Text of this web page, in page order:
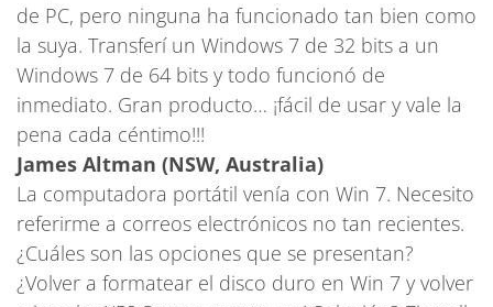
de PC, pero ninguna ha funcionado tan bien como
la suya. Transferí un Windows 7 de 32 bits a un
Windows 7 de 64 bits y todo funcionó de
inmediato. Gran producto… ¡fácil de usar y vale la
pena cada céntimo!!!
James Altman (NSW, Australia)
La computadora portátil venía con Win 7. Necesito
referirme a correos electrónicos no tan recientes.
¿Cuáles son las opciones que se presentan?
¿Volver a formatear el disco duro en Win 7 y volver